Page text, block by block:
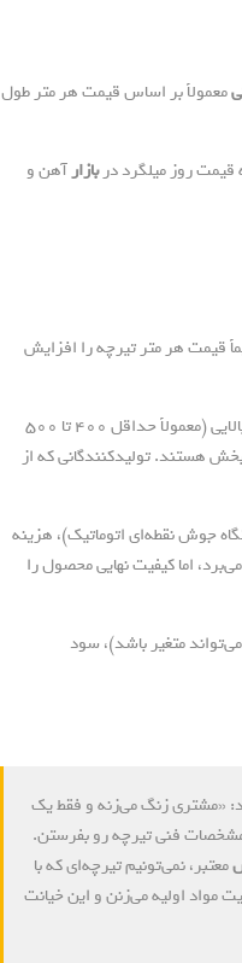
معمولاً بر اساس قیمت هر متر طول
روز میلگرد دربازارآهن و
قیمت هر متر تیرچه را افزایش
بتن مورد استفاده در پاشنه تیرچه، اگرچه حجم کمی دارد، اما باید از کیفیت و عیار سیمان بالایی (معمولاً حداقل ۴۰۰ تا ۵۰۰
هستند. تولیدکنندگانی که از
جوش نقطه‌ای اتوماتیک)، هزینه
اما کیفیت نهایی محصول را
می‌تواند متغیر باشد)، سود
«مشتری زنگ می‌زنه و فقط یک
فنی تیرچه رو بفرستن.
معتبر، نمی‌تونیم تیرچه‌ای که با
بدن، از کیفیت مواد اولیه می‌زنن و این خیانت